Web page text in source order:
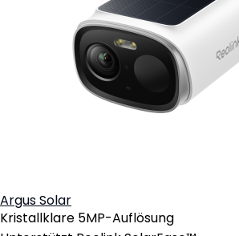
Argus Solar
Kristallklare 5MP-Auflösung